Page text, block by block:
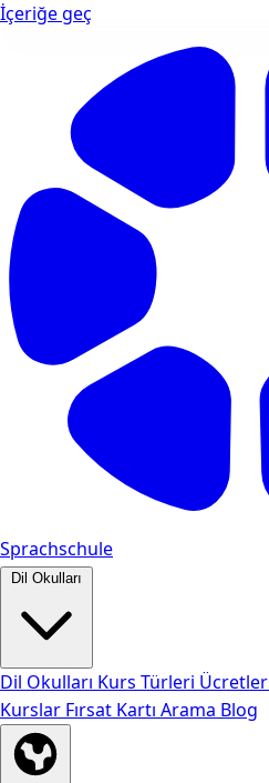
İçeriğe geç
Sprachschule
Dil Okulları
Dil Okulları Kurs Türleri Ücretler
Kurslar Fırsat Kartı Arama Blog